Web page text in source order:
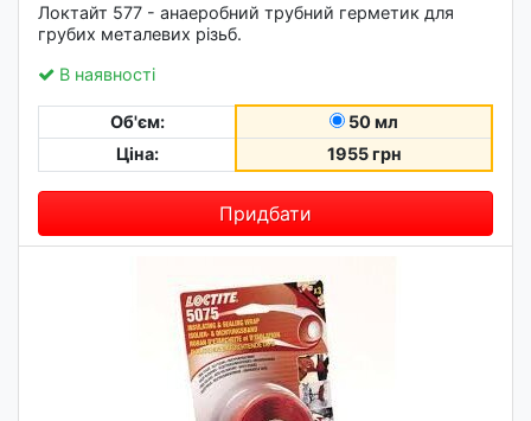
Локтайт 577 - анаеробний трубний герметик для
грубих металевих різьб.
В наявності
Об'єм:
50 мл
Ціна:
1955 грн
Придбати